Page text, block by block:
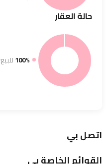
حالةالعقار
100% للبيع
اتصل بي
القوائم الخاصة بي